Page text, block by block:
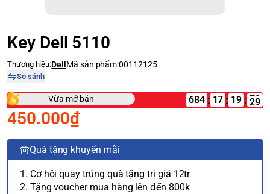
Key Dell 5110
Thương hiệu:Dell Mã sản phẩm:00112125
So sánh
Vừa mở bán 684 : 17 : :
450.000₫
Quà tặng khuyến mãi
1. Cơ hội quay trúng quà tặng trị giá 12tr
2. Tặng voucher mua hàng lên đến 800k